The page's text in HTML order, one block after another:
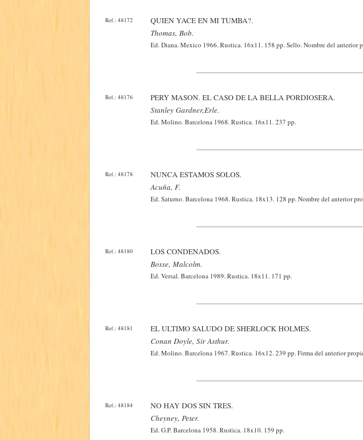
Ref.: 48172
QUIEN YACE EN MI TUMBA?.
Thomas, Bob.
Ed. Diana. Mexico 1966. Rustica. 16x11. 158 pp. Sello. Nombre del anterior
Ref.: 48176
PERY MASON. EL CASO DE LA BELLA PORDIOSERA.
Stanley Gardner,Erle.
Ed. Molino. Barcelona 1968. Rustica. 16x11. 237 pp.
Ref.: 48178
NUNCA ESTAMOS SOLOS.
Acuña, F.
Ed. Saturno. Barcelona 1968. Rustica. 18x13. 128 pp. Nombre del anterior
Ref.: 48180
LOS CONDENADOS.
Bosse, Malcolm.
Ed. Versal. Barcelona 1989. Rustica. 18x11. 171 pp.
Ref.: 48181
EL ULTIMO SALUDO DE SHERLOCK HOLMES.
Conan Doyle, Sir Asthur.
Ed. Molino. Barcelona 1967. Rustica. 16x12. 239 pp. Firma del anterior
Ref.: 48184
NO HAY DOS SIN TRES.
Cheyney, Peter.
Ed. G.P. Barcelona 1958. Rustica. 18x10. 159 pp.